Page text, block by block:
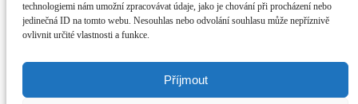
technologiemi nám umožní zpracovávat údaje, jako je chování při procházení nebo
jedinečná ID na tomto webu. Nesouhlas nebo odvolání souhlasu může nepříznivě
ovlivnit určité vlastnosti a funkce.
Příjmout
V tichu k srdci: Proč je duchovní ústraní nezbytnou
součástí naší...
admin - 19 července, 2026